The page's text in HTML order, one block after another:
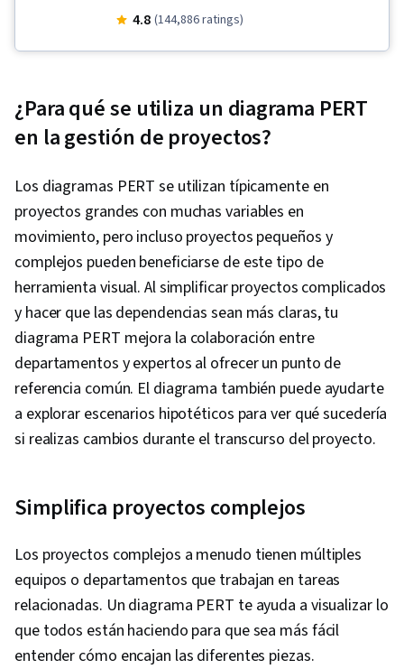
Stakeholder Communications, Team
Quality (QA/QC), Sprint Retrospectives, Project
Closure, Project Management, Project Scoping,
Management, Project Planning, Quality
Management, User Story, Product Roadmaps,
Sprint Planning, Organizational Change,
Coaching, Agile Product Development, Problem
Solving, Project Management Software, Team
Building, Prioritization, Agile Methodology,
Waterfall Methodology, Influencing, Product
Requirements, Team Oriented, Professional
Development, Prompt Engineering Tools,
Prompt Engineering, Branding, AI literacy,
Google Gemini, Generative AI, Risk
Coordination, Project Controls, Leadership and
Management, Project Implementation, Project
Risk Management, Strategic Thinking, Issue
Tracking, Milestones (Project Management),
Project Documentation, Budgeting, Project
Estimation, Procurement, Risk Mitigation,
Communication Planning, Budget Management,
4.8 (144,886 ratings)
¿Para qué se utiliza un diagrama PERT
en la gestión de proyectos?
Los diagramas PERT se utilizan típicamente en
proyectos grandes con muchas variables en
movimiento, pero incluso proyectos pequeños y
complejos pueden beneficiarse de este tipo de
herramienta visual. Al simplificar proyectos complicados
y hacer que las dependencias sean más claras, tu
diagrama PERT mejora la colaboración entre
departamentos y expertos al ofrecer un punto de
referencia común. El diagrama también puede ayudarte
a explorar escenarios hipotéticos para ver qué sucedería
si realizas cambios durante el transcurso del proyecto.
Simplifica proyectos complejos
Los proyectos complejos a menudo tienen múltiples
equipos o departamentos que trabajan en tareas
relacionadas. Un diagrama PERT te ayuda a visualizar lo
que todos están haciendo para que sea más fácil
entender cómo encajan las diferentes piezas.